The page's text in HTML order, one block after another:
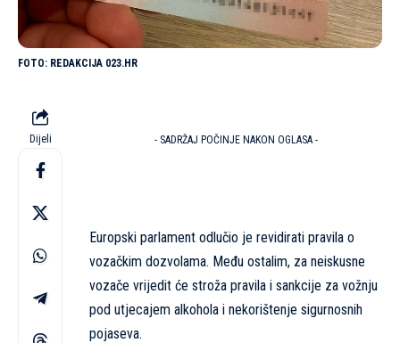
REDAKCIJA 023.HR
Dijeli - SADRŽAJ POČINJE NAKON OGLASA -
Europski parlament odlučio je revidirati pravila o
vozačkim dozvolama. Među ostalim, za neiskusne
vozače vrijedit će stroža pravila i sankcije za vožnju
pod utjecajem alkohola i nekorištenje sigurnosnih
pojaseva.